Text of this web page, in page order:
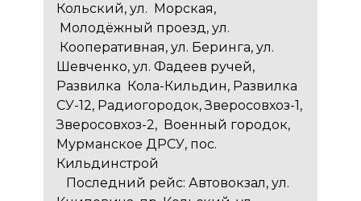
Кольский, ул. Морская,
Молодёжный проезд, ул.
Кооперативная, ул. Беринга, ул.
Шевченко, ул. Фадеев ручей,
Развилка Кола-Кильдин, Развилка
СУ-12, Радиогородок, Зверосовхоз-1,
Зверосовхоз-2, Военный городок,
Мурманское ДРСУ, пос.
Кильдинстрой
Последний рейс: Автовокзал, ул.